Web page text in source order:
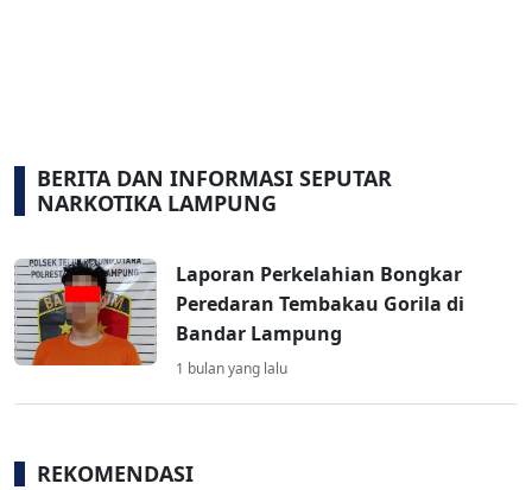
BERITA DAN INFORMASI SEPUTAR
NARKOTIKA LAMPUNG
Laporan Perkelahian Bongkar
Peredaran Tembakau Gorila di
Bandar Lampung
1 bulan yang lalu
REKOMENDASI